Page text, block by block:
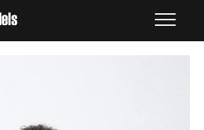
外国人モデル | AnnyKate
Models
外国人モデル | アニケイト・モデルズ